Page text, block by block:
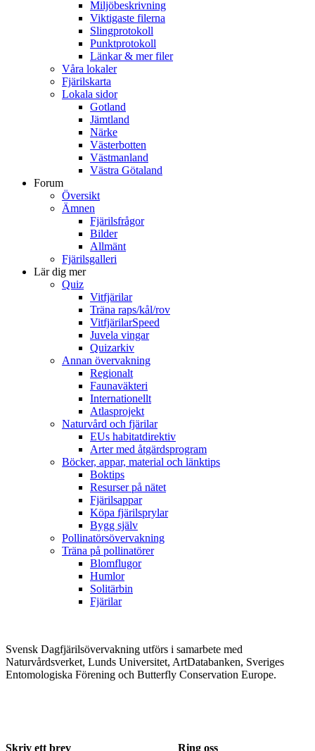
Miljöbeskrivning
Viktigaste filerna
Slingprotokoll
Punktprotokoll
Länkar & mer filer
Våra lokaler
Fjärilskarta
Lokala sidor
Gotland
Jämtland
Närke
Västerbotten
Västmanland
Västra Götaland
Forum
Översikt
Ämnen
Fjärilsfrågor
Bilder
Allmänt
Fjärilsgalleri
Lär dig mer
Quiz
Vitfjärilar
Träna raps/kål/rov
VitfjärilarSpeed
Juvela vingar
Quizarkiv
Annan övervakning
Regionalt
Faunaväkteri
Internationellt
Atlasprojekt
Naturvård och fjärilar
EUs habitatdirektiv
Arter med åtgärdsprogram
Böcker, appar, material och länktips
Boktips
Resurser på nätet
Fjärilsappar
Köpa fjärilsprylar
Bygg själv
Pollinatörsövervakning
Träna på pollinatörer
Blomflugor
Humlor
Solitärbin
Fjärilar
Svensk Dagfjärilsövervakning utförs i samarbete med
Naturvårdsverket, Lunds Universitet, ArtDatabanken, Sveriges
Entomologiska Förening och Butterfly Conservation Europe.
Skriv ett brev Ring oss